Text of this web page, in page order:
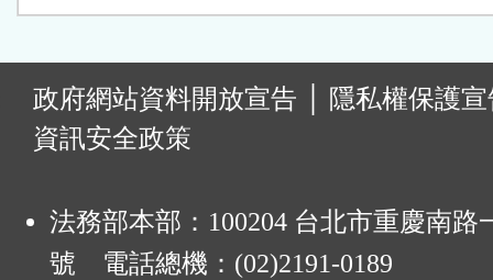
政府網站資料開放宣告
隱私權保護
資訊安全政策
法務部本部：100204 台北市重慶南路
號 電話總機：(02)2191-0189